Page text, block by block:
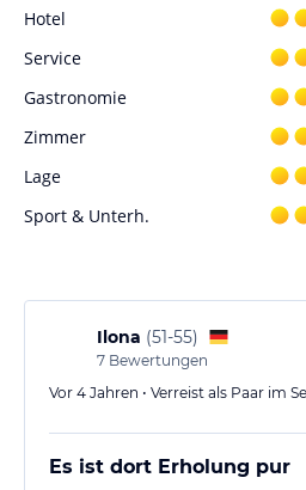
Hotel
Service
Gastronomie
Zimmer
Lage
Sport & Unterh.
Ilona (51-55)
7 Bewertungen
Vor 4 Jahren • Verreist als Paar im
Es ist dort Erholung pur